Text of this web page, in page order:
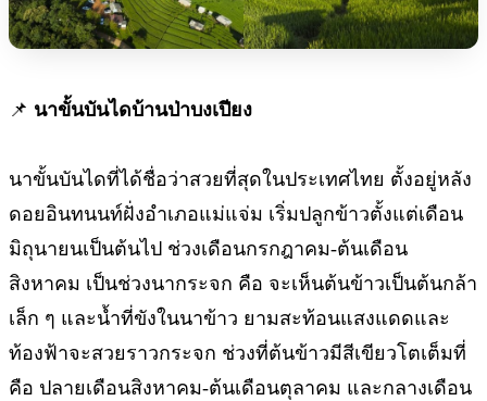
📌 นาขั้นบันไดบ้านป่าบงเปียง
นาขั้นบันไดที่ได้ชื่อว่าสวยที่สุดในประเทศไทย ตั้งอยู่หลัง
ดอยอินทนนท์ฝั่งอำเภอแม่แจ่ม เริ่มปลูกข้าวตั้งแต่เดือน
มิถุนายนเป็นต้นไป ช่วงเดือนกรกฎาคม-ต้นเดือน
สิงหาคม เป็นช่วงนากระจก คือ จะเห็นต้นข้าวเป็นต้นกล้า
เล็ก ๆ และน้ำที่ขังในนาข้าว ยามสะท้อนแสงแดดและ
ท้องฟ้าจะสวยราวกระจก ช่วงที่ต้นข้าวมีสีเขียวโตเต็มที่
คือ ปลายเดือนสิงหาคม-ต้นเดือนตุลาคม และกลางเดือน